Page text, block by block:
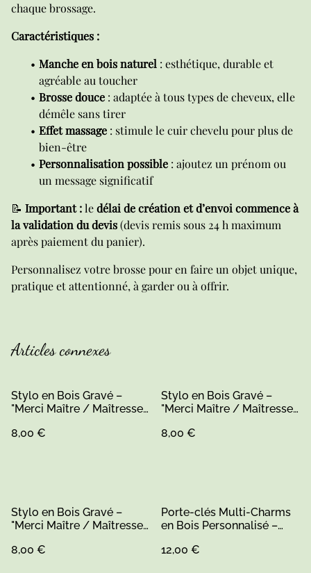
chaque brossage.
Caractéristiques :
Manche en bois naturel : esthétique, durable et
agréable au toucher
Brosse douce : adaptée à tous types de cheveux, elle
démêle sans tirer
Effet massage : stimule le cuir chevelu pour plus de
bien-être
Personnalisation possible : ajoutez un prénom ou
un message significatif
📝 Important :ledélai de création et d’envoi commence à
la validation du devis(devis remis sous 24 h maximum
après paiement du panier).
Personnalisez votre brosse pour en faire un objet unique,
pratique et attentionné, à garder ou à offrir.
Articles connexes
Stylo en Bois Gravé –
"Merci Maître / Maîtresse"
Durable
8,00 €
Stylo en Bois Gravé –
"Merci Maître / Maîtresse"
Durable
8,00 €
Stylo en Bois Gravé –
"Merci Maître / Maîtresse"
Durable
8,00 €
Porte-clés Multi-Charms
en Bois Personnalisé –
Éducation
12,00 €